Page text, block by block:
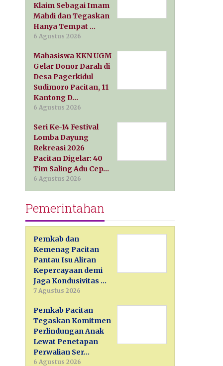
Klaim Sebagai Imam
Mahdi dan Tegaskan
Hanya Tempat …
6 Agustus 2026
Mahasiswa KKN UGM
Gelar Donor Darah di
Desa Pagerkidul
Sudimoro Pacitan, 11
Kantong D…
6 Agustus 2026
Seri Ke-14 Festival
Lomba Dayung
Rekreasi 2026
Pacitan Digelar: 40
Tim Saling Adu Cep…
6 Agustus 2026
Pemerintahan
Pemkab dan
Kemenag Pacitan
Pantau Isu Aliran
Kepercayaan demi
Jaga Kondusivitas …
7 Agustus 2026
Pemkab Pacitan
Tegaskan Komitmen
Perlindungan Anak
Lewat Penetapan
Perwalian Ser…
6 Agustus 2026